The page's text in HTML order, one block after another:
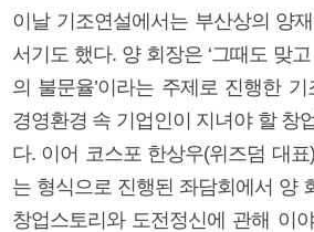
이날 기조연설에서는 부산상의 양
서기도 했다. 양 회장은 ‘그때도 맞
의 불문율’이라는 주제로 진행한
경영환경 속 기업인이 지녀야 할 창
다. 이어 코스포 한상우(위즈덤 대
는 형식으로 진행된 좌담회에서 양
창업스토리와 도전정신에 관해 이